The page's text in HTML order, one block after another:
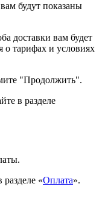
будут показаны
доставки вам будет
о тарифах и условиях
"Продолжить".
в разделе
«Оплата».